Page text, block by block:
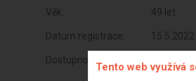
Věk: 49 let
Datum registrace: 15.5.2022
Dostupnost:
Tento web využívá